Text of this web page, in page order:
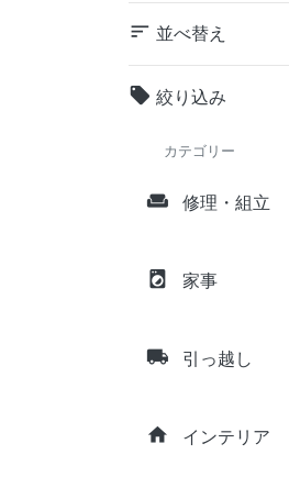
sort 並べ替え
local_offer 絞り込み
カテゴリー
weekend 修理・組立
local_laundry_service 家事
local_shipping 引っ越し
home インテリア